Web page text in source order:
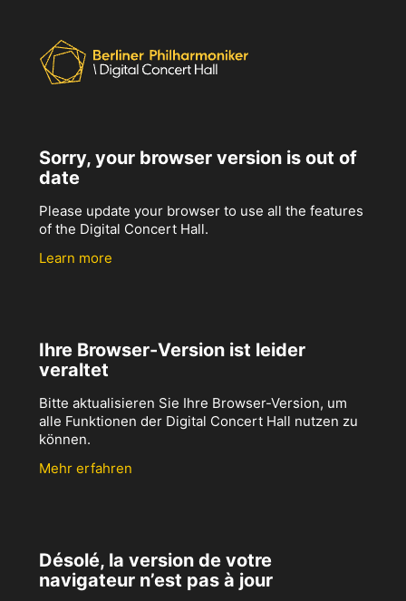
Sorry, your browser version is out of
date
Please update your browser to use all the features
of the Digital Concert Hall.
Learn more
Ihre Browser-Version ist leider
veraltet
Bitte aktualisieren Sie Ihre Browser-Version, um
alle Funktionen der Digital Concert Hall nutzen zu
können.
Mehr erfahren
Désolé, la version de votre
navigateur n’est pas à jour